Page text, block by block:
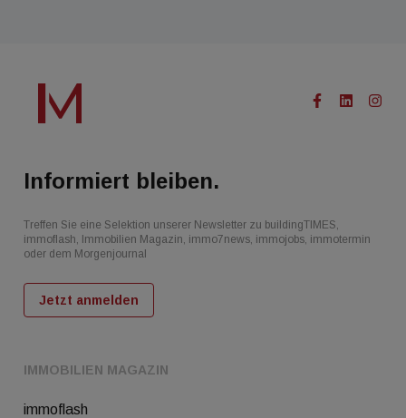
IMMOBILIEN MAGAZIN
immoflash
Informiert bleiben.
Treffen Sie eine Selektion unserer Newsletter zu buildingTIMES,
immoflash, Immobilien Magazin, immo7news, immojobs, immotermin
oder dem Morgenjournal
Jetzt anmelden